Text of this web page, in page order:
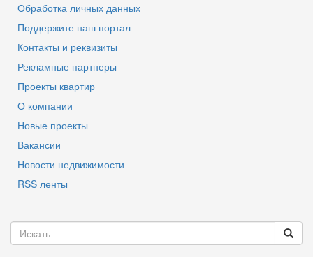
Обработка личных данных
Поддержите наш портал
Контакты и реквизиты
Рекламные партнеры
Проекты квартир
О компании
Новые проекты
Вакансии
Новости недвижимости
RSS ленты